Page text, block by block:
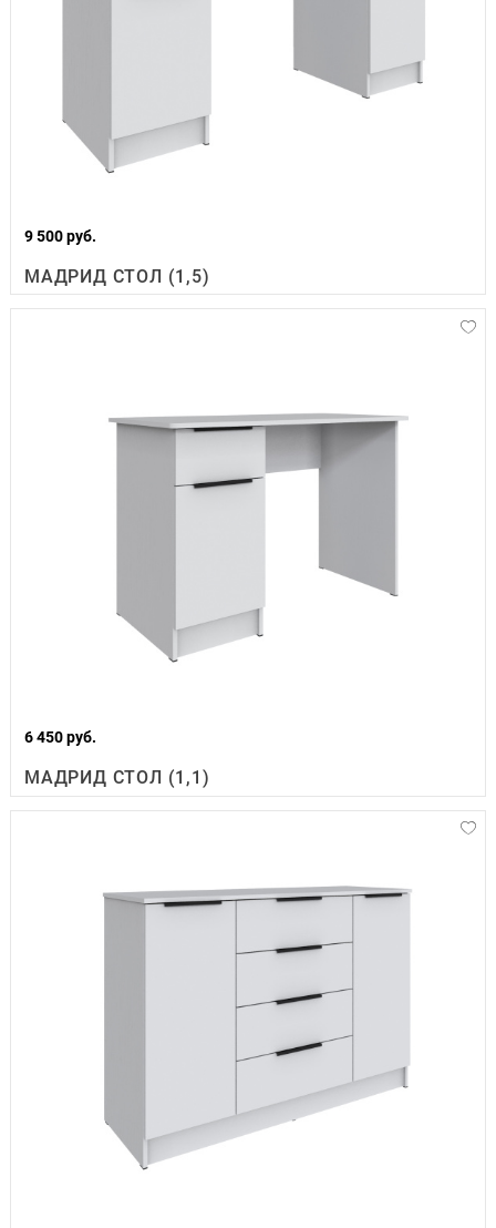
9 500 руб.
МАДРИД СТОЛ (1,5)
6 450 руб.
МАДРИД СТОЛ (1,1)